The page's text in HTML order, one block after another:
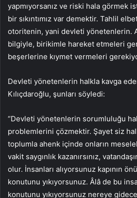
yapmıyorsanız ve riski hala görmek
bir sıkıntımız var demektir. Tahlil
otoritenin, yani devleti yönetenlerin.
bilgiyle, birikimle hareket etmeleri
beşerlerine kıymet vermeleri
Devleti yönetenlerin halkla kavga
Kılıçdaroğlu, şunları söyledi:
“Devleti yönetenlerin sorumluluğu
problemlerini çözmektir. Şayet siz
toplumla ahenk içinde onların
vakit saygınlık kazanırsınız,
olur. İnsanları alıyorsunuz kapının
konutunu yıkıyorsunuz. Âlâ de bu
konutunu yıkıyorsunuz nereye